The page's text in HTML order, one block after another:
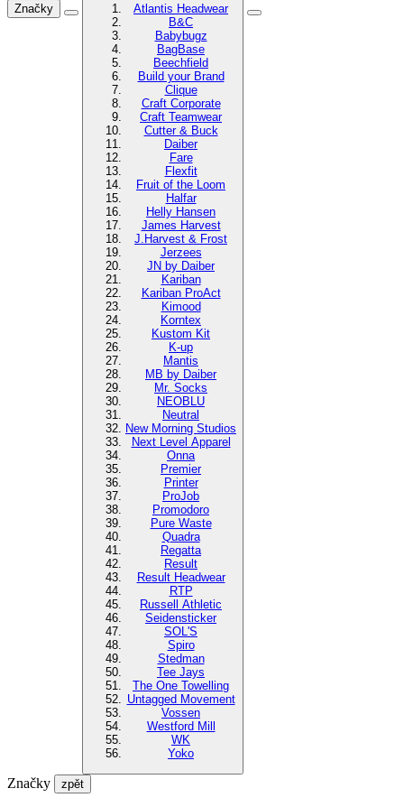
Značky
Atlantis Headwear
B&C
Babybugz
BagBase
Beechfield
Build your Brand
Clique
Craft Corporate
Craft Teamwear
Cutter & Buck
Daiber
Fare
Flexfit
Fruit of the Loom
Halfar
Helly Hansen
James Harvest
J.Harvest & Frost
Jerzees
JN by Daiber
Kariban
Kariban ProAct
Kimood
Korntex
Kustom Kit
K-up
Mantis
MB by Daiber
Mr. Socks
NEOBLU
Neutral
New Morning Studios
Next Level Apparel
Onna
Premier
Printer
ProJob
Promodoro
Pure Waste
Quadra
Regatta
Result
Result Headwear
RTP
Russell Athletic
Seidensticker
SOL'S
Spiro
Stedman
Tee Jays
The One Towelling
Untagged Movement
Vossen
Westford Mill
WK
Yoko
Značky zpět